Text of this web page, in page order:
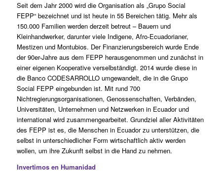
Seit dem Jahr 2000 wird die Organisation als „Grupo Social
FEPP“ bezeichnet und ist heute in 55 Bereichen tätig. Mehr als
150.000 Familien werden derzeit betreut – Bauern und
Kleinhandwerker, darunter viele Indigene, Afro-Ecuadorianer,
Mestizen und Montubios. Der Finanzierungsbereich wurde Ende
der 90er-Jahre aus dem FEPP herausgenommen und zunächst in
einer eigenen Kooperative verselbständigt. 2014 wurde diese in
die Banco CODESARROLLO umgewandelt, die in die Grupo
Social FEPP eingebunden ist. Mit rund 700
Nichtregierungsorganisationen, Genossenschaften, Verbänden,
Universitäten, Unternehmen und Netzwerken in Ecuador und
international wird zusammengearbeitet. Grundziel aller Aktivitäten
des FEPP ist es, die Menschen in Ecuador zu unterstützen, die
selbst in unterschiedlicher Form wirtschaftlich aktiv werden
wollen, um ihre Zukunft selbst in die Hand zu nehmen.
Invertimos en Humanidad